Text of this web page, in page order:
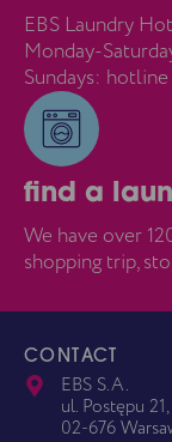
EBS Laundry
Monday-
Sundays:
find a
We have over
shopping trip,
CONTACT
EBS S.A.
ul. Postępu 21,
02-676